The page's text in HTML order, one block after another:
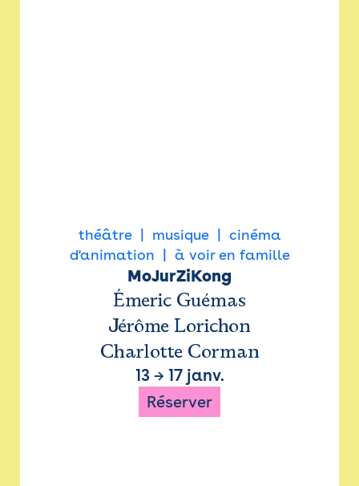
théâtre musique
cinéma
d'animation
à voir en famille
MoJurZiKong
Émeric Guémas
Jérôme Lorichon
Charlotte Corman
13→ 17 janv.
Réserver